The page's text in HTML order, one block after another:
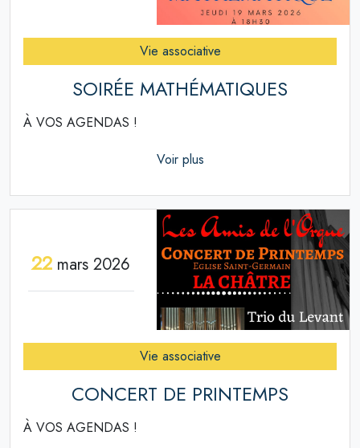
Vie associative
SOIRÉE MATHÉMATIQUES
À VOS AGENDAS !
Voir plus
22 mars 2026
Vie associative
CONCERT DE PRINTEMPS
À VOS AGENDAS !